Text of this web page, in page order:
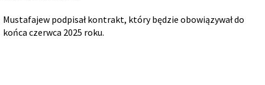
Mustafajew podpisał kontrakt, który będzie obowiązywał do
końca czerwca 2025 roku.